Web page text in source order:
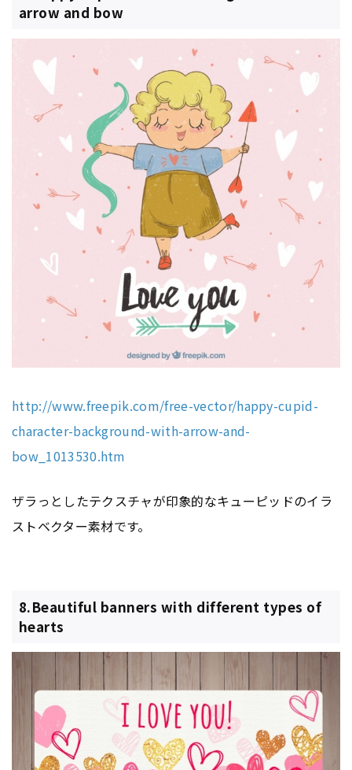
arrow and bow
http://www.freepik.com/free-vector/happy-cupid-
character-background-with-arrow-and-
bow_1013530.htm
ザラっとしたテクスチャが印象的なキューピッドのイラ
ストベクター素材です。
8.Beautiful banners with different types of
hearts